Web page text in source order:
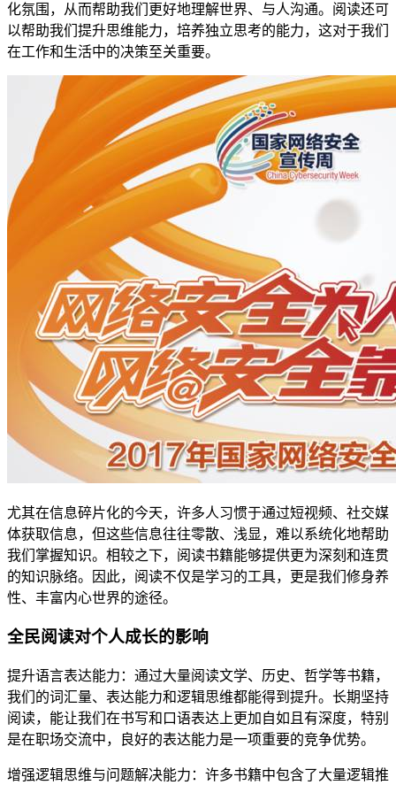
化氛围，从而帮助我们更好地理解世界、与人沟通。阅读还可
以帮助我们提升思维能力，培养独立思考的能力，这对于我们
在工作和生活中的决策至关重要。
尤其在信息碎片化的今天，许多人习惯于通过短视频、社交媒
体获取信息，但这些信息往往零散、浅显，难以系统化地帮助
我们掌握知识。相较之下，阅读书籍能够提供更为深刻和连贯
的知识脉络。因此，阅读不仅是学习的工具，更是我们修身养
性、丰富内心世界的途径。
全民阅读对个人成长的影响
提升语言表达能力：通过大量阅读文学、历史、哲学等书籍，
我们的词汇量、表达能力和逻辑思维都能得到提升。长期坚持
阅读，能让我们在书写和口语表达上更加自如且有深度，特别
是在职场交流中，良好的表达能力是一项重要的竞争优势。
增强逻辑思维与问题解决能力：许多书籍中包含了大量逻辑推